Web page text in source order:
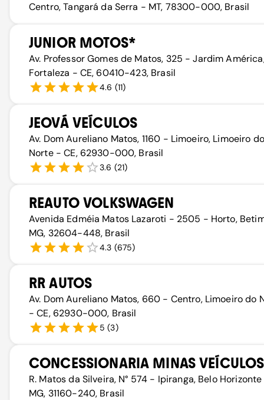
Centro, Tangará da Serra - MT, 78300-000, Brasil
JUNIOR MOTOS*
Av. Professor Gomes de Matos, 325 - Jardim
Fortaleza - CE, 60410-423, Brasil
4.6 (11)
JEOVÁ VEÍCULOS
Av. Dom Aureliano Matos, 1160 - Limoeiro, Limoeiro do
Norte - CE, 62930-000, Brasil
3.6 (21)
REAUTO VOLKSWAGEN
Avenida Edméia Matos Lazaroti - 2505 - Horto,
MG, 32604-448, Brasil
4.3 (675)
RR AUTOS
Av. Dom Aureliano Matos, 660 - Centro, Limoeiro do
- CE, 62930-000, Brasil
5 (3)
CONCESSIONARIA MINAS VEÍCULOS
R. Matos da Silveira, N° 574 - Ipiranga, Belo
MG, 31160-240, Brasil